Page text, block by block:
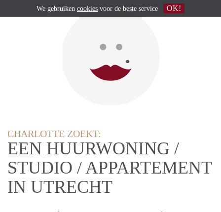
CHARLOTTE ZOEKT:
EEN HUURWONING /
STUDIO / APPARTEMENT
IN UTRECHT
We gebruiken cookies voor de beste service OK!